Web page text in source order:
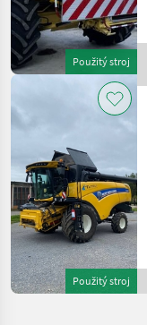
Použitý stroj
Použitý stroj